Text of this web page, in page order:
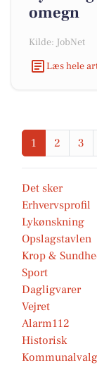
omegn
Kilde: JobNet
Læs hele
1 2 3
Det sker
Erhvervsprofil
Lykønskning
Opslagstavlen
Krop &
Sport
Dagligvarer
Vejret
Alarm112
Historisk